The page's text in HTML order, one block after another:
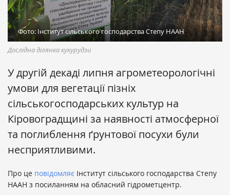
Фото: Інститут сільського господарства Степу НААН
Дослідна ділянка кукурудзи
У другій декаді липня агрометеорологічні
умови для вегетації пізніх
сільськогосподарських культур на
Кіровоградщині за наявності атмосферної
та поглиблення ґрунтової посухи були
несприятливими.
Про це повідомляє Інститут сільського господарства Степу
НААН з посиланням на обласний гідрометцентр.